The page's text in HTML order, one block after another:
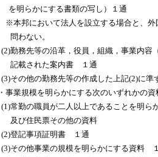
を明らかにする書類の写し）１通
※本邦において法人を設立する場合と、外
問わない。
(2)勤務先等の沿革，役員，組織，事業内容
記載された案内書 １通
(3)その他の勤務先等の作成した上記(2)に
・事業規模を明らかにする次のいずれかの資
(1)常勤の職員が二人以上であることを明ら
及び住民票その他の資料
(2)登記事項証明書 １通
(3)その他事業の規模を明らかにする資料